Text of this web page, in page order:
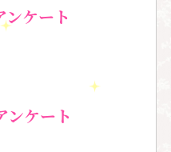
ケート
ンケート